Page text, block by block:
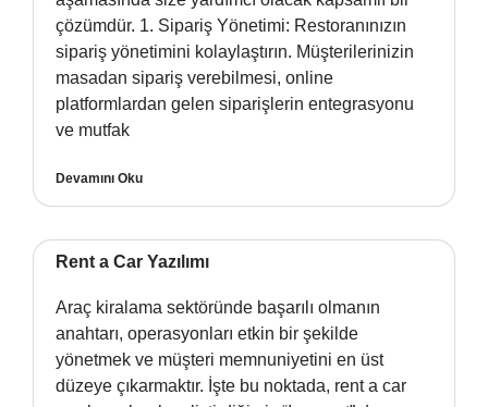
çözümdür. 1. Sipariş Yönetimi: Restoranınızın
sipariş yönetimini kolaylaştırın. Müşterilerinizin
masadan sipariş verebilmesi, online
platformlardan gelen siparişlerin entegrasyonu
ve mutfak
Devamını Oku
Rent a Car Yazılımı
Araç kiralama sektöründe başarılı olmanın
anahtarı, operasyonları etkin bir şekilde
yönetmek ve müşteri memnuniyetini en üst
düzeye çıkarmaktır. İşte bu noktada, rent a car